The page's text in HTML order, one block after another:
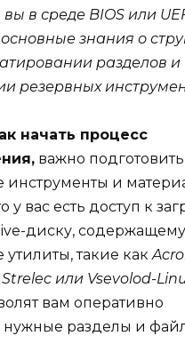
в среде BIOS или
знания о
разделов и
резервных
начать процесс
важно подготовить
и
у вас есть доступ к
диску, содержащему
такие как
или Vsevolod-
вам оперативно
нужные разделы и